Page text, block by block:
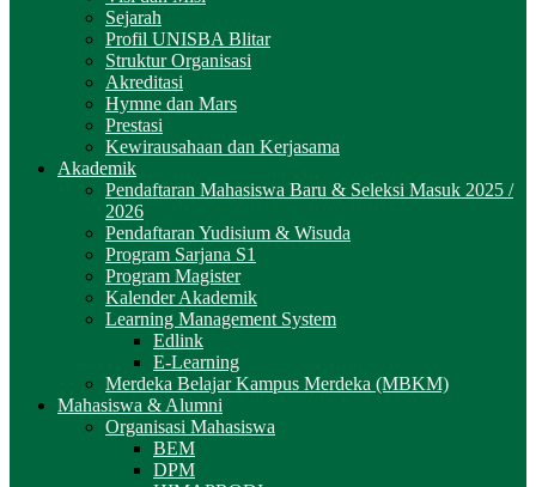
Sejarah
Profil UNISBA Blitar
Struktur Organisasi
Akreditasi
Hymne dan Mars
Prestasi
Kewirausahaan dan Kerjasama
Akademik
Pendaftaran Mahasiswa Baru & Seleksi Masuk 2025 /
2026
Pendaftaran Yudisium & Wisuda
Program Sarjana S1
Program Magister
Kalender Akademik
Learning Management System
Edlink
E-Learning
Merdeka Belajar Kampus Merdeka (MBKM)
Mahasiswa & Alumni
Organisasi Mahasiswa
BEM
DPM